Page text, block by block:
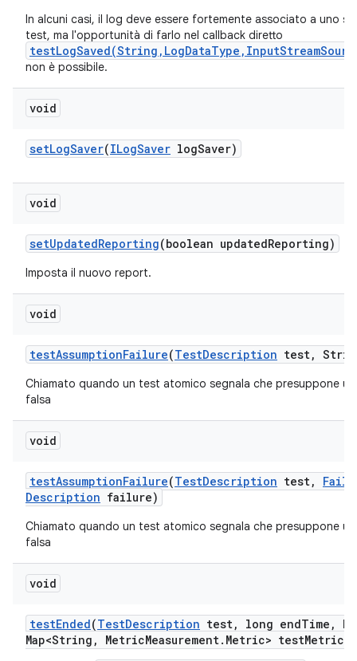
In alcuni casi, il log deve essere fortemente associato a uno
test, ma l'opportunità di farlo nel callback diretto
non è possibile.
void
setLogSaver(ILogSaver logSaver)
void
setUpdatedReporting(boolean updatedReporting)
Imposta il nuovo report.
void
testAssumptionFailure(TestDescription test,
Chiamato quando un test atomico segnala che presuppone
falsa
void
testAssumptionFailure(TestDescription test,
Description failure)
Chiamato quando un test atomico segnala che presuppone
falsa
void
testEnded(TestDescription test, long endTime ,
Map<String , MetricMeasurement. Metric> testMetrics)